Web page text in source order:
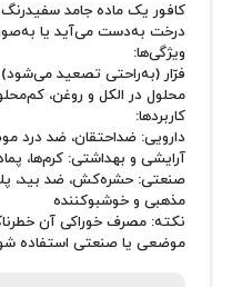
قهوه
همه محصولات
کافور یک ماده جامد
درخت به‌دست می‌آید یا
ویژگی‌ها:
فرّار (به‌راحتی تصعید می‌شود)
محلول در الکل و روغن،
کاربردها:
دارویی: ضداحتقان، ضد درد
آرایشی و بهداشتی: کرم‌ها،
صنعتی: حشره‌کش، ضد بید،
مذهبی و خوشبوکننده
نکته: مصرف خوراکی آن
موضعی یا صنعتی استفاده